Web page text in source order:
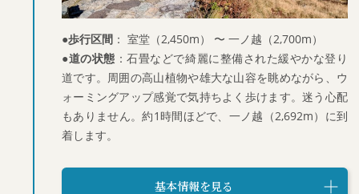
●歩行区間 ： 室堂（2,450m） 〜 一ノ越（2,700m）
●道の状態 ：石畳などで綺麗に整備された緩やかな登り
道です。周囲の高山植物や雄大な山容を眺めながら、ウ
ォーミングアップ感覚で気持ちよく歩けます。迷う心配
もありません。約1時間ほどで、一ノ越（2,692m）に到
着します。
基本情報を見る